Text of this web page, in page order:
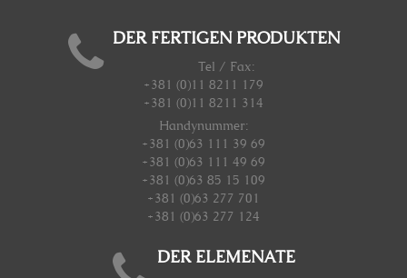
DER FERTIGEN PRODUKTEN
Tel / Fax:
+381 (0)11 8211 179
+381 (0)11 8211 314
Handynummer:
+381 (0)63 111 39 69
+381 (0)63 111 49 69
+381 (0)63 85 15 109
+381 (0)63 277 701
+381 (0)63 277 124
DER ELEMENATE